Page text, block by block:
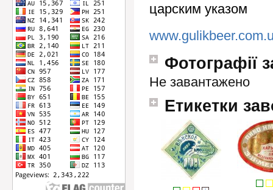
царским указом
Фотографії
Не завантажено
Етикетки